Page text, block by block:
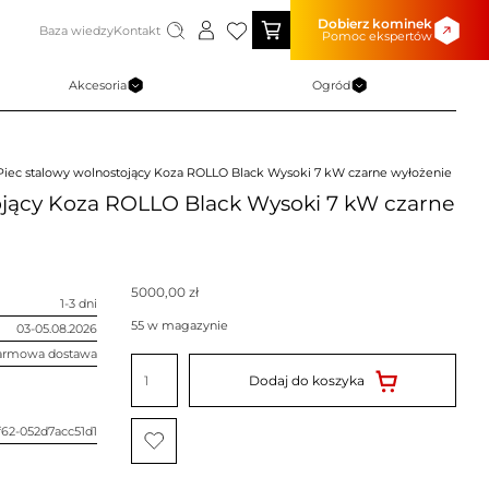
Baza wiedzyKontakt Dobierz kominek
Pomoc ekspertów
Akcesoria Ogród
stalowy wolnostojący Koza ROLLO Black Wysoki 7 kW czarne wyłożenie
Koza ROLLO Black Wysoki 7 kW czarne
1-3 dni
03-05.08.2026
dostawa
052d7acc51d1
5000,00 zł
55 w magazynie
ilość
Piec
stalowy
wolnostojący
Koza
ROLLO
Black
Wysoki
Dodaj do koszyka